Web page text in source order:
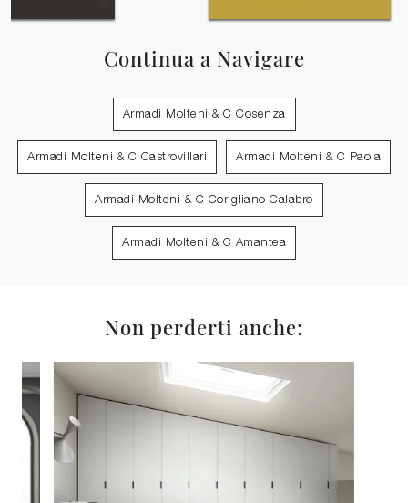
Continua a Navigare
Armadi Molteni & C Cosenza
Armadi Molteni & C Castrovillari Armadi Molteni & C Paola
Armadi Molteni & C Corigliano Calabro
Armadi Molteni & C Amantea
Non perderti anche: